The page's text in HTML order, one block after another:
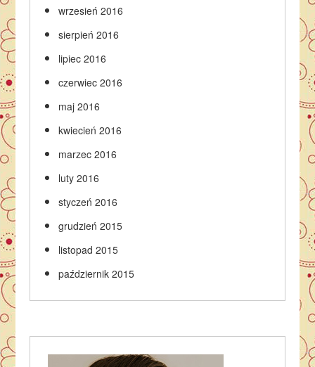
wrzesień 2016
sierpień 2016
lipiec 2016
czerwiec 2016
maj 2016
kwiecień 2016
marzec 2016
luty 2016
styczeń 2016
grudzień 2015
listopad 2015
październik 2015